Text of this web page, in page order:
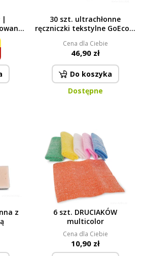
|
&
30 szt. ultrachłonne
ręczniczki tekstylne GoEco®
Cena dla Ciebie
46,90 zł
Do koszyka
Dostępne
z
6 szt. DRUCIAKÓW
multicolor
Cena dla Ciebie
10,90 zł